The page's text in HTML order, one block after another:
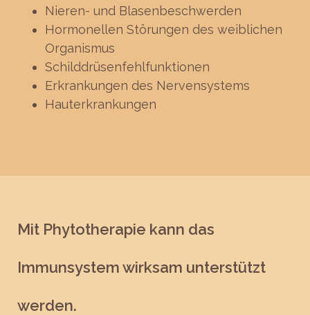
Nieren- und Blasenbeschwerden
Hormonellen Störungen des weiblichen
Organismus
Schilddrüsenfehlfunktionen
Erkrankungen des Nervensystems
Hauterkrankungen
Mit Phytotherapie kann das
Immunsystem wirksam unterstützt
werden.